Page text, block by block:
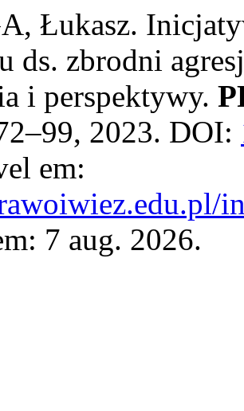
Łukasz.
ds. zbrodni
i perspektywy.
2023. DOI:
em:
7 aug. 2026.